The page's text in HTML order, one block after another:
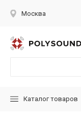
Москва
Каталог товаров